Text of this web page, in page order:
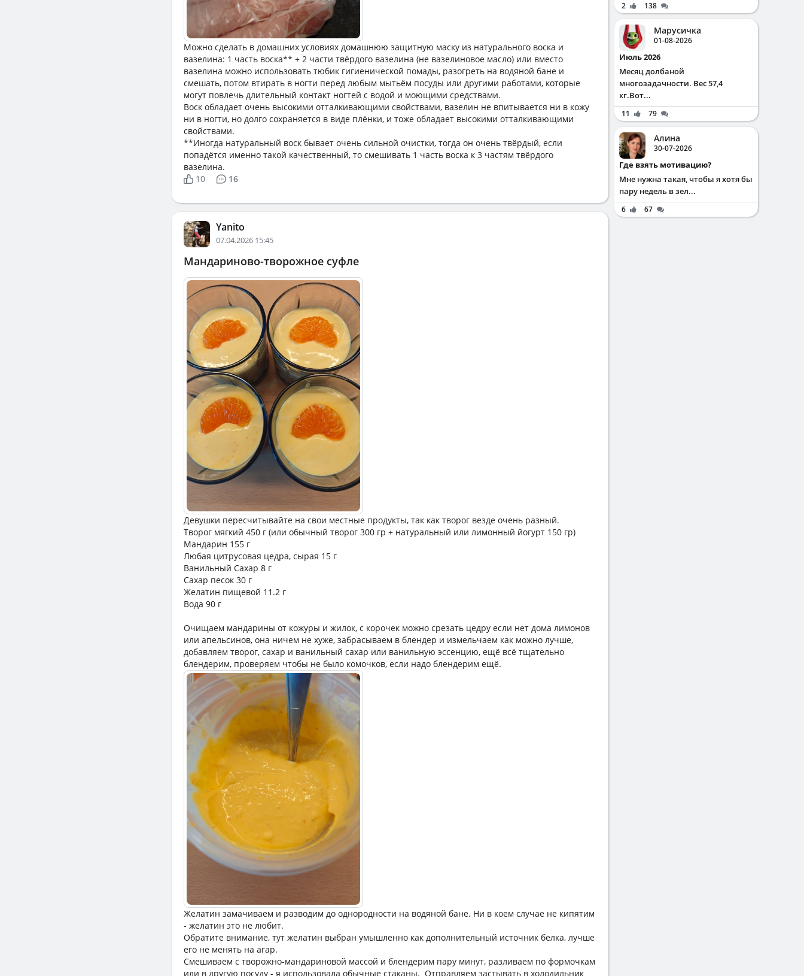
Можно сделать в домашних условиях домашнюю защитную маску из натурального воска и
вазелина: 1 часть воска** + 2 части твёрдого вазелина (не вазелиновое масло) или вместо
вазелина можно использовать тюбик гигиенической помады, разогреть на водяной бане и
смешать, потом втирать в ногти перед любым мытьём посуды или другими работами, которые
могут повлечь длительный контакт ногтей с водой и моющими средствами.
Воск обладает очень высокими отталкивающими свойствами, вазелин не впитывается ни в кожу
ни в ногти, но долго сохраняется в виде плёнки, и тоже обладает высокими отталкивающими
свойствами.
**Иногда натуральный воск бывает очень сильной очистки, тогда он очень твёрдый, если
попадётся именно такой качественный, то смешивать 1 часть воска к 3 частям твёрдого
вазелина.
10
16
Yanito
07.04.2026 15:45
Мандариново-творожное суфле
Девушки пересчитывайте на свои местные продукты, так как творог везде очень разный.
Творог мягкий 450 г (или обычный творог 300 гр + натуральный или лимонный йогурт 150 гр)
Мандарин 155 г
Любая цитрусовая цедра, сырая 15 г
Ванильный Сахар 8 г
Сахар песок 30 г
Желатин пищевой 11.2 г
Вода 90 г
Очищаем мандарины от кожуры и жилок, с корочек можно срезать цедру если нет дома лимонов
или апельсинов, она ничем не хуже, забрасываем в блендер и измельчаем как можно лучше,
добавляем творог, сахар и ванильный сахар или ванильную эссенцию, ещё всё тщательно
блендерим, проверяем чтобы не было комочков, если надо блендерим ещё.
Желатин замачиваем и разводим до однородности на водяной бане. Ни в коем случае не кипятим
- желатин это не любит.
Обратите внимание, тут желатин выбран умышленно как дополнительный источник белка, лучше
его не менять на агар.
Смешиваем с творожно-мандариновой массой и блендерим пару минут, разливаем по формочкам
или в другую посуду - я использовала обычные стаканы. Отправляем застывать в холодильник
2 138
Марусичка
01-08-2026
Июль 2026
Месяц долбаной
многозадачности. Вес 57,4
кг.Вот...
11 79
Алина
30-07-2026
Где взять мотивацию?
Мне нужна такая, чтобы я хотя бы
пару недель в зел...
6 67